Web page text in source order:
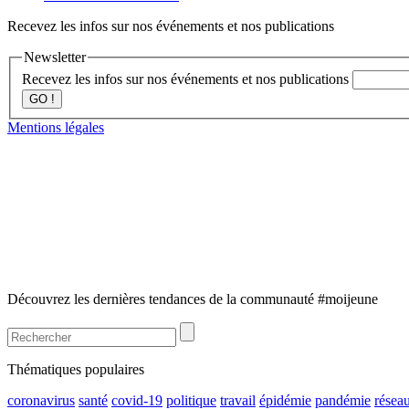
Recevez les infos sur nos événements et nos publications
Newsletter
Recevez les infos sur nos événements et nos publications
GO !
Mentions légales
Découvrez les dernières tendances de la communauté #moijeune
Thématiques populaires
coronavirus santé covid-19 politique travail épidémie pandémie